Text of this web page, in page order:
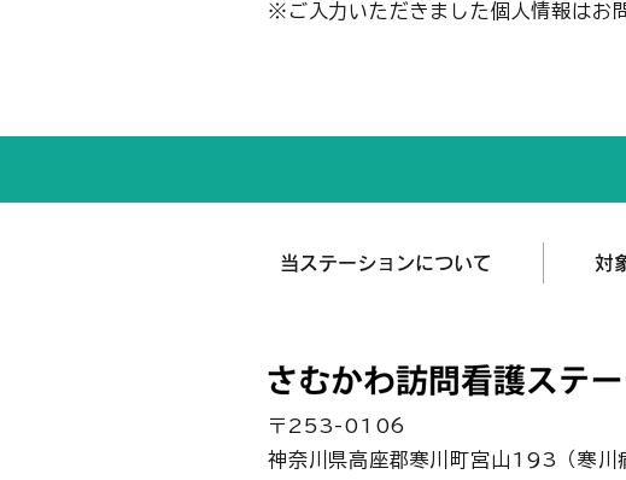
※ご入力いただきました個人情報はお
当ステーションについて 対
〒253-0106
神奈川県高座郡寒川町宮山193（寒